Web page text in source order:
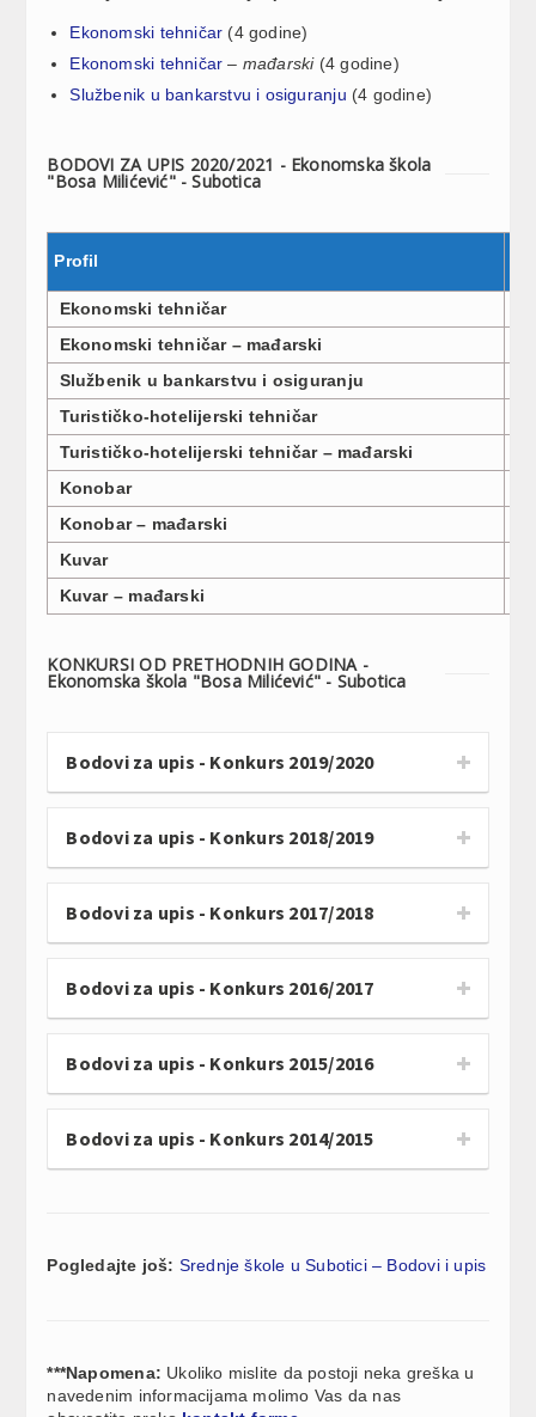
Ekonomski tehničar (4 godine)
Ekonomski tehničar – mađarski (4 godine)
Službenik u bankarstvu i osiguranju (4 godine)
BODOVI ZA UPIS 2020/2021 - Ekonomska škola
"Bosa Milićević" - Subotica
Profil
Ekonomski tehničar
Ekonomski tehničar – mađarski
Službenik u bankarstvu i osiguranju
Turističko-hotelijerski tehničar
Turističko-hotelijerski tehničar – mađarski
Konobar
Konobar – mađarski
Kuvar
Kuvar – mađarski
KONKURSI OD PRETHODNIH GODINA -
Ekonomska škola "Bosa Milićević" - Subotica
Bodovi za upis - Konkurs 2019/2020
Bodovi za upis - Konkurs 2018/2019
Bodovi za upis - Konkurs 2017/2018
Bodovi za upis - Konkurs 2016/2017
Bodovi za upis - Konkurs 2015/2016
Bodovi za upis - Konkurs 2014/2015
Pogledajte još: Srednje škole u Subotici – Bodovi i upis
***Napomena: Ukoliko mislite da postoji neka greška u
navedenim informacijama molimo Vas da nas